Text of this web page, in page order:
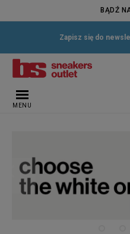
BĄDŹ
Zapisz się do
MENU